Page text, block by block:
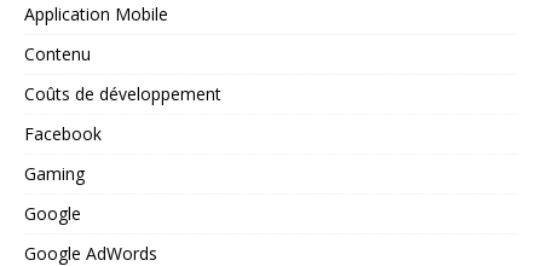
Application Mobile
Contenu
Coûts de développement
Facebook
Gaming
Google
Google AdWords